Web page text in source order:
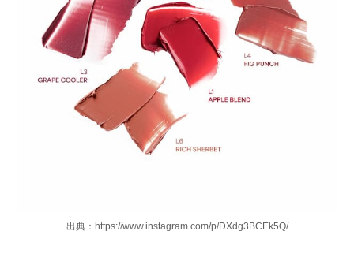
出典：https://www.instagram.com/p/DXdg3BCEk5Q/